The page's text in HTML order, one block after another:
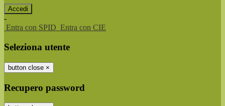
-
Entra con SPID Entra con CIE
Seleziona utente
button close ×
Recupero password